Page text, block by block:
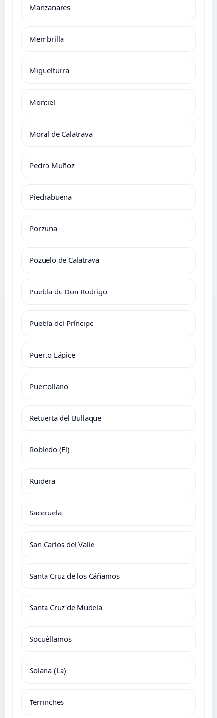
Manzanares
Membrilla
Miguelturra
Montiel
Moral de Calatrava
Pedro Muñoz
Piedrabuena
Porzuna
Pozuelo de Calatrava
Puebla de Don Rodrigo
Puebla del Príncipe
Puerto Lápice
Puertollano
Retuerta del Bullaque
Robledo (El)
Ruidera
Saceruela
San Carlos del Valle
Santa Cruz de los Cáñamos
Santa Cruz de Mudela
Socuéllamos
Solana (La)
Terrinches